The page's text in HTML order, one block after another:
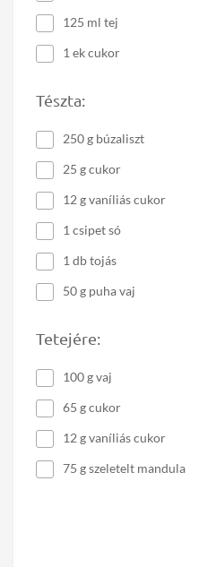
125 ml tej
1 ek cukor
Tészta:
250 g búzaliszt
25 g cukor
12 g vaníliás cukor
1 csipet só
1 db tojás
50 g puha vaj
Tetejére:
100 g vaj
65 g cukor
12 g vaníliás cukor
75 g szeletelt mandula